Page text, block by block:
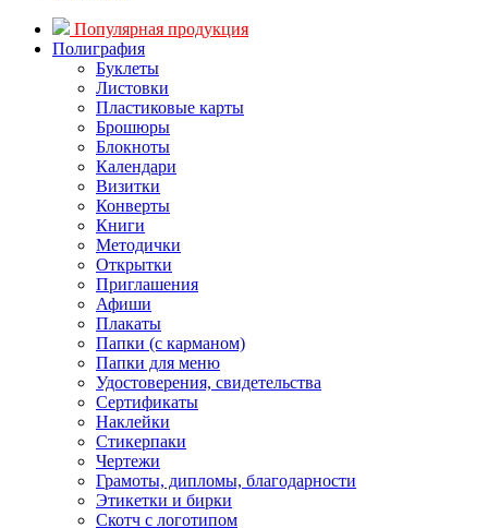
Популярная продукция
Полиграфия
Буклеты
Листовки
Пластиковые карты
Брошюры
Блокноты
Календари
Визитки
Конверты
Книги
Методички
Открытки
Приглашения
Афиши
Плакаты
Папки (с карманом)
Папки для меню
Удостоверения, свидетельства
Сертификаты
Наклейки
Стикерпаки
Чертежи
Грамоты, дипломы, благодарности
Этикетки и бирки
Скотч с логотипом